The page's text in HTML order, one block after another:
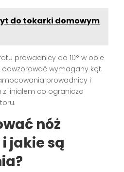
do tokarki domowym
prowadnicy do 10° w obie
wymagany kąt.
prowadnicy i
z liniałem co ogranicza
nóż
jakie są